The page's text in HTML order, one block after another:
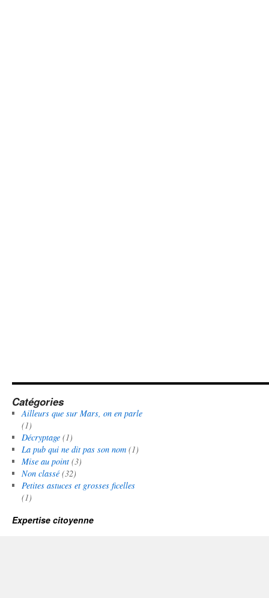
Catégories
Ailleurs que sur Mars, on en parle
(1)
Décryptage(1)
La pub qui ne dit pas son nom(1)
Mise au point(3)
Non classé(32)
Petites astuces et grosses ficelles
(1)
Expertise citoyenne